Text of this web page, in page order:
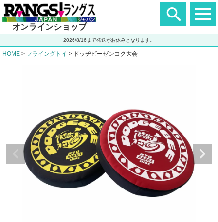
ヘ
ダ
エ
ア
オンラインショップ
2026/8/16まで発送がお休みとなります。
HOME フライングトイ ドッヂビーゼンコク大会